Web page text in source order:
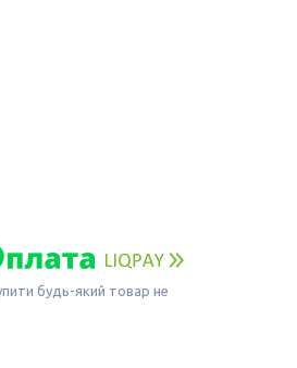
будь-який товар не